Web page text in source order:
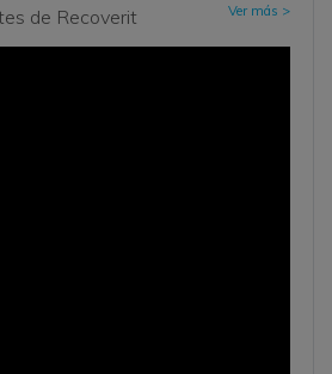
de Recoverit Ver más >